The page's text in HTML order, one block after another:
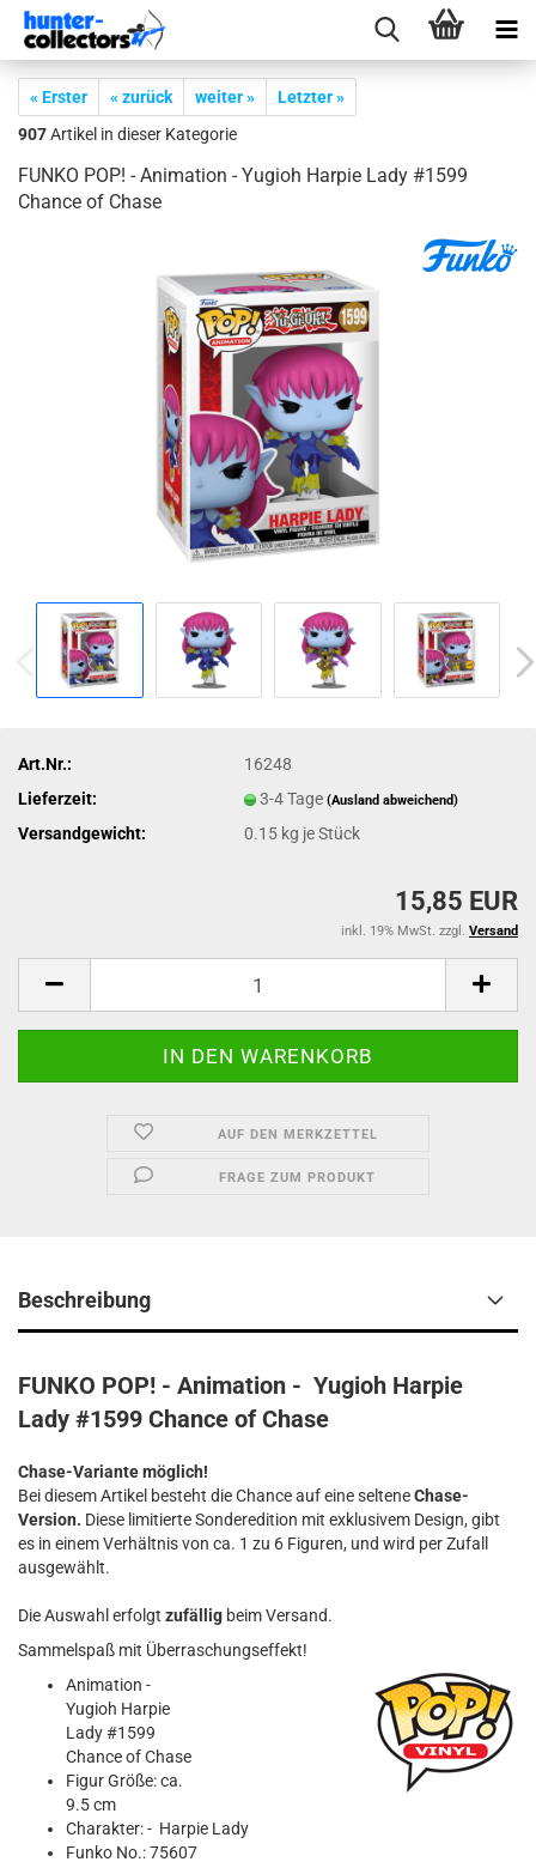
« Erster « zurück weiter »
Letzter »
907Artikel in dieser Kategorie
FUNKO POP! - Ani­ma­ti­on - Yu­gioh Har­pie Lady #1599
Chan­ce of Chase
Art.Nr.:
16248
Lieferzeit:
3-4 Tage(Ausland abweichend)
Versandgewicht: 0.15 kg je Stück
15,85 EUR
inkl. 19% MwSt. zzgl. Versand
AUF DEN MERKZETTEL
FRAGE ZUM PRODUKT
Beschreibung
FUNKO POP! - Animation - Yugioh Harpie
Lady #1599 Chance of Chase
Chase-Variante möglich!
Bei diesem Artikel besteht die Chance auf eine selteneChase-
Version. Diese limitierte Sonderedition mit exklusivem Design, gibt
es in einem Verhältnis von ca. 1 zu 6 Figuren, und wird per Zufall
ausgewählt.
Die Auswahl erfolgt zufällig beim Versand.
Sammelspaß mit Überraschungseffekt!
Animation -
Yugioh Harpie
Lady #1599
Chance of Chase
Figur Größe: ca.
9.5 cm
Charakter: - Harpie Lady
Funko No.: 75607